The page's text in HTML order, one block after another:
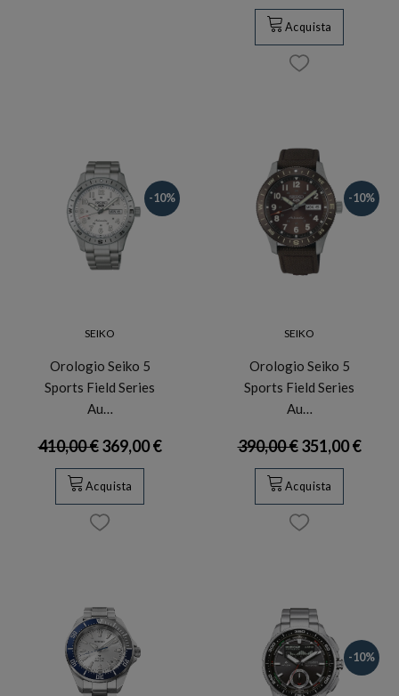
Acquista
-10%
SEIKO
Orologio Seiko 5
Sports Field Series
Au…
410,00 €369,00 €
Acquista
-10%
SEIKO
Orologio Seiko 5
Sports Field Series
Au…
390,00 €351,00 €
Acquista
-10%